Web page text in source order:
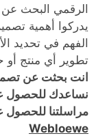
الرقمي البحث
يدركوا أهمية
الفهم في تحديد
تطوير أي منتج أو
انت بحثت عن
نساعدك للحصول
مراسلتنا
Webloewe